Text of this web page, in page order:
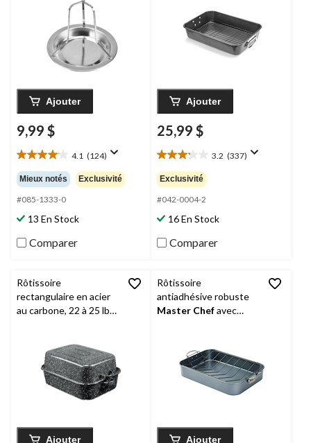
Ajouter
9,99 $
4.1 (124)
4.1
étoile(s)
sur
5.
124
évaluations
Mieux notés Exclusivité
#085-1333-0
13 En Stock
Comparer
Ajouter
25,99 $
3.2 (337)
3.2
étoile(s)
sur
5.
337
évaluations
Exclusivité
#042-0004-2
16 En Stock
Comparer
Rôtissoire
rectangulaire en acier
au carbone, 22 à 25 lb,
Ajouter
Rôtissoire
antiadhésive robuste
Master Chefavec
Ajouter